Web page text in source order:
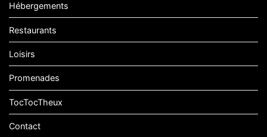
Hébergements
Restaurants
Loisirs
Promenades
TocTocTheux
Contact